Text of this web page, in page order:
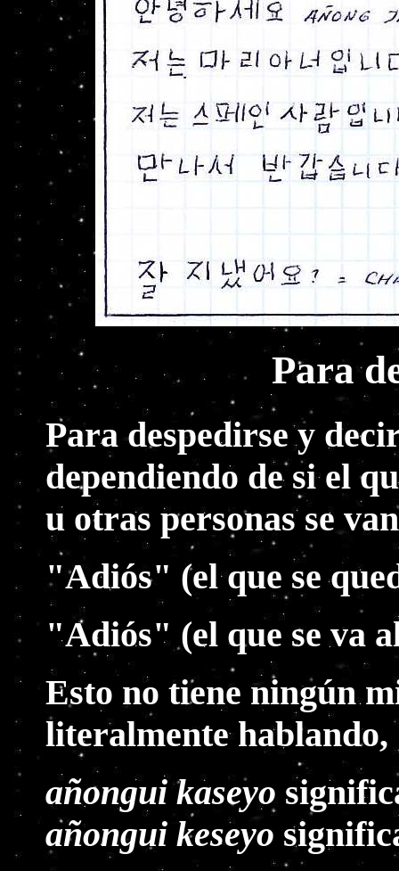
Para
Para despedirse y
dependiendo de si el
u otras personas se
"Adiós" (el que se
"Adiós" (el que se va
Esto no tiene ningún
literalmente hablando,
añongui kaseyo
añongui keseyo